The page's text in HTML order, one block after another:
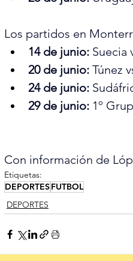
Los partidos en
14 de junio: Suecia
20 de junio: Túnez
24 de junio:
29 de junio: 1º
Con información de
Etiquetas:
DEPORTESFUTBOL
DEPORTES